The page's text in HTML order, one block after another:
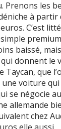
Prenons les
à
C’est
premium
baissé,
donnent le
Taycan, que
une voiture
se négocie
allemande
chez